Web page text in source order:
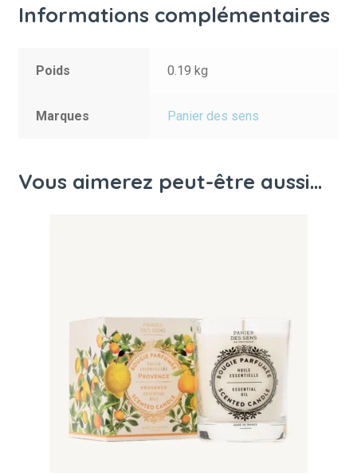
Informations complémentaires
Poids 0.19 kg
Marques Panier des sens
Vous aimerez peut-être aussi…